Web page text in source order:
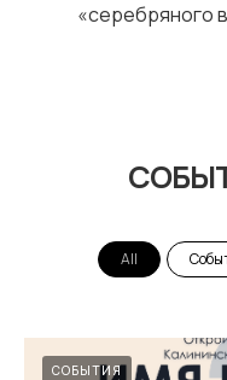
«серебряного
All
СОБЫТИЯ